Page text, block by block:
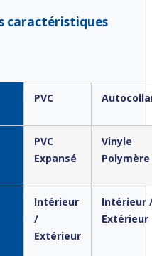
caractéristiques
PVC
PVC
Expansé
Vinyle
Polymère
Intérieur
/
Extérieur
Intérieur
Extérieur